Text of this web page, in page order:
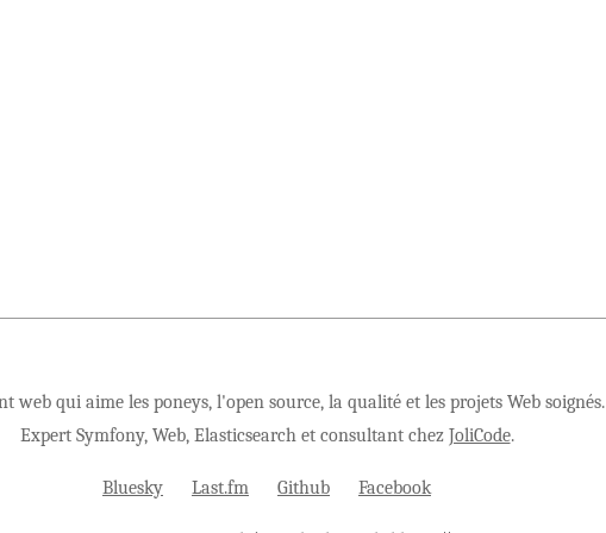
web qui aime les poneys, l'open source, la qualité et les projets Web soignés.
Expert Symfony, Web, Elasticsearch et consultant chez JoliCode.
Bluesky Last.fm Github Facebook